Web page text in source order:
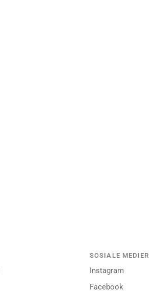
SOSIALE MEDIER
Instagram
Facebook